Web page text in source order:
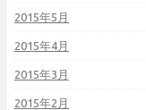
2015年5月
2015年4月
2015年3月
2015年2月